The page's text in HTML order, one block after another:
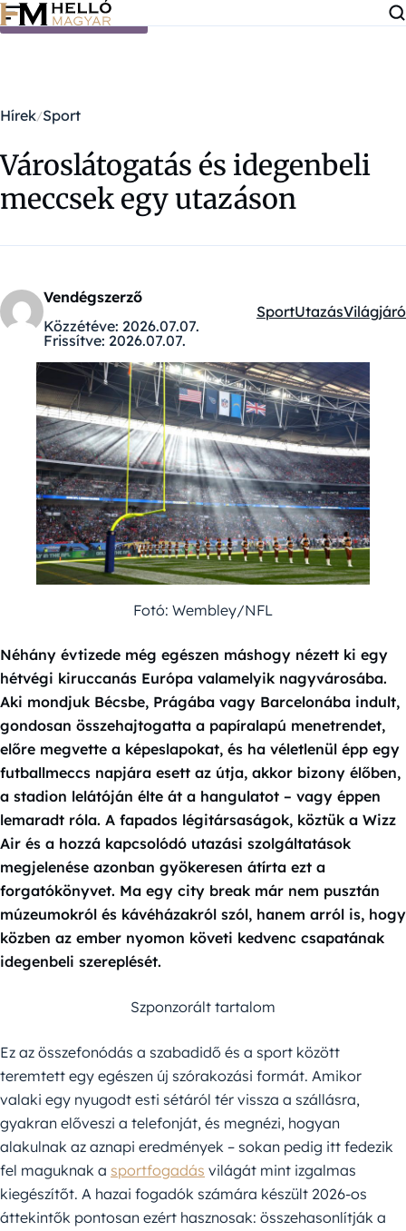
Ugrás a tartalomra
Hírek Sport
Városlátogatás és idegenbeli
meccsek egy utazáson
Vendégszerző
Közzétéve: 2026.07.07.
Frissítve: 2026.07.07.
Kategóriák:
SportUtazásVilágjáró
Fotó: Wembley/NFL
Néhány évtizede még egészen máshogy nézett ki egy
hétvégi kiruccanás Európa valamelyik nagyvárosába.
Aki mondjuk Bécsbe, Prágába vagy Barcelonába indult,
gondosan összehajtogatta a papíralapú menetrendet,
előre megvette a képeslapokat, és ha véletlenül épp egy
futballmeccs napjára esett az útja, akkor bizony élőben,
a stadion lelátóján élte át a hangulatot – vagy éppen
lemaradt róla. A fapados légitársaságok, köztük a Wizz
Air és a hozzá kapcsolódó utazási szolgáltatások
megjelenése azonban gyökeresen átírta ezt a
forgatókönyvet. Ma egy city break már nem pusztán
múzeumokról és kávéházakról szól, hanem arról is, hogy
közben az ember nyomon követi kedvenc csapatának
idegenbeli szereplését.
Szponzorált tartalom
Ez az összefonódás a szabadidő és a sport között
teremtett egy egészen új szórakozási formát. Amikor
valaki egy nyugodt esti sétáról tér vissza a szállásra,
gyakran előveszi a telefonját, és megnézi, hogyan
alakulnak az aznapi eredmények – sokan pedig itt fedezik
fel maguknak a sportfogadás világát mint izgalmas
kiegészítőt. A hazai fogadók számára készült 2026-os
áttekintők pontosan ezért hasznosak: összehasonlítják a